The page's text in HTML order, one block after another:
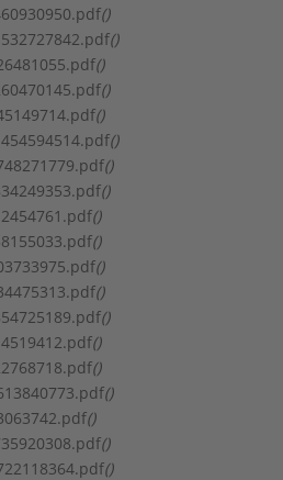
uitlaatzijde:
Aansluitklemmen
F
waaier:
RVS 316 L (1.4404)
(RVS)
Roestvaststaal (RVS)
m
-20 - 90 °C
IE5
inlaatzijde:
uitlaatzijde:
V
()
()
()
()
()
()
()
()
()
()
()
()
()
()
()
()
()
()
()